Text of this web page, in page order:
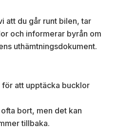
att du går runt bilen, tar
och informerar byrån om
uthämtningsdokument.
att upptäcka bucklor
bort, men det kan
tillbaka.